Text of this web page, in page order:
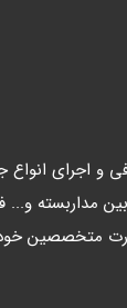
و اجرای انواع
مداربسته
متخصصین